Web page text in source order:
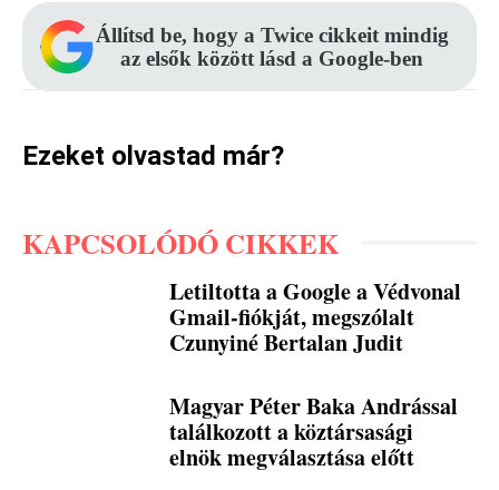
Állítsd be, hogy a Twice cikkeit mindig
az elsők között lásd a Google-ben
Ezeket olvastad már?
KAPCSOLÓDÓ CIKKEK
Letiltotta a Google a Védvonal
Gmail-fiókját, megszólalt
Czunyiné Bertalan Judit
Magyar Péter Baka Andrással
találkozott a köztársasági
elnök megválasztása előtt